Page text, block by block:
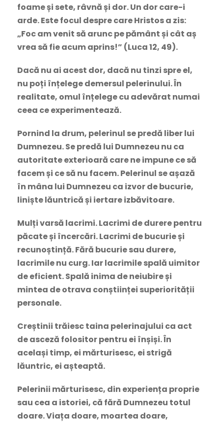
foame și sete, râvnă și dor. Un dor care-i
arde. Este focul despre care Hristos a zis:
„Foc am venit să arunc pe pământ și cât aș
vrea să fie acum aprins!” (Luca 12, 49).
Dacă nu ai acest dor, dacă nu tinzi spre el,
nu poți înțelege demersul pelerinului. În
realitate, omul înțelege cu adevărat numai
ceea ce experimentează.
Pornind la drum, pelerinul se predă liber lui
Dumnezeu. Se predă lui Dumnezeu nu ca
autoritate exterioară care ne impune ce să
facem și ce să nu facem. Pelerinul se așază
în mâna lui Dumnezeu ca izvor de bucurie,
liniște lăuntrică și iertare izbăvitoare.
Mulți varsă lacrimi. Lacrimi de durere pentru
păcate și încercări. Lacrimi de bucurie și
recunoștință. Fără bucurie sau durere,
lacrimile nu curg. Iar lacrimile spală uimitor
de eficient. Spală inima de neiubire și
mintea de otrava conștiinței superiorității
personale.
Creștinii trăiesc taina pelerinajului ca act
de asceză folositor pentru ei înșiși. În
același timp, ei mărturisesc, ei strigă
lăuntric, ei așteaptă.
Pelerinii mărturisesc, din experiența proprie
sau cea a istoriei, că fără Dumnezeu totul
doare. Viața doare, moartea doare,